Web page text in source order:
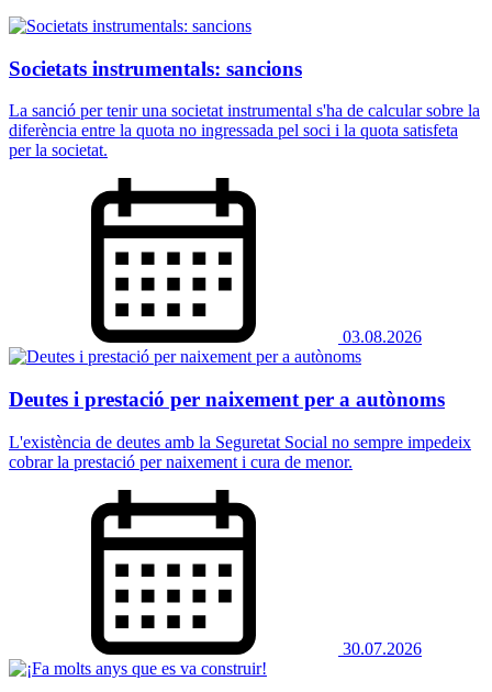
Societats instrumentals: sancions
La sanció per tenir una societat instrumental s'ha de calcular sobre la
diferència entre la quota no ingressada pel soci i la quota satisfeta
per la societat.
03.08.2026
Deutes i prestació per naixement per a autònoms
L'existència de deutes amb la Seguretat Social no sempre impedeix
cobrar la prestació per naixement i cura de menor.
30.07.2026